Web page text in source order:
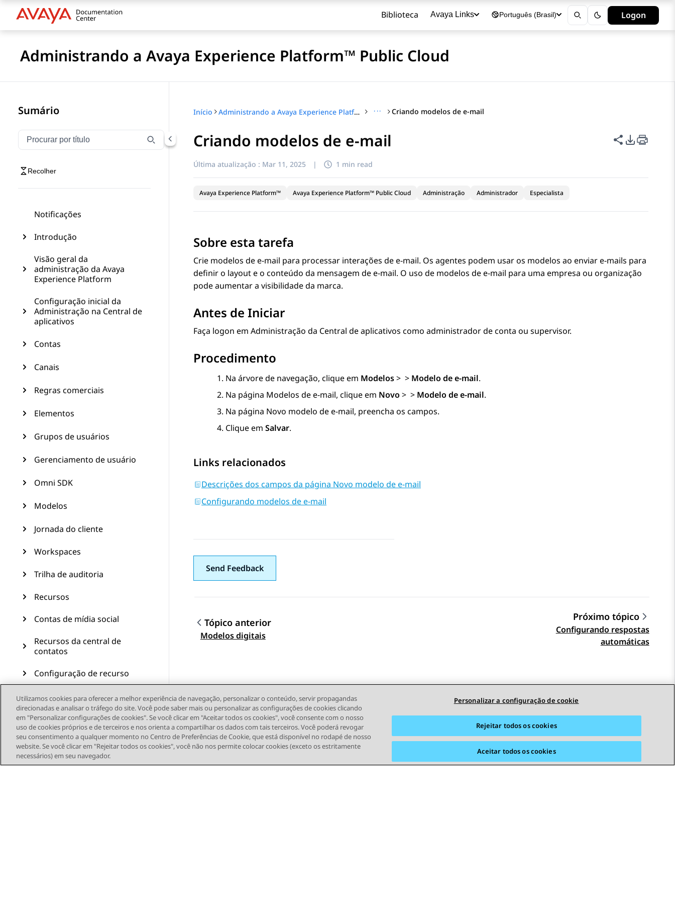
Biblioteca Avaya Links Português (Brasil) Logon
Administrando a Avaya Experience Platform™ Public Cloud
Sumário
Filtrar navegação por título
Digite para filtrar itens de navegação por título
Recolher
Notificações
Introdução
Visão geral da
administração da Avaya
Experience Platform
Configuração inicial da
Administração na Central de
aplicativos
Contas
Canais
Regras comerciais
Elementos
Grupos de usuários
Gerenciamento de usuário
Omni SDK
Modelos
Jornada do cliente
Workspaces
Trilha de auditoria
Recursos
Contas de mídia social
Recursos da central de
contatos
Configuração de recurso
Administrando a Avaya
Experience Platform (On-
Prem +Connect)
Protocolo de Single Sign-On
Configurações de controle
Início Administrando a Avaya Experience Platform™ Public Cloud ··· Criando modelos de e-mail
Criando modelos de e-mail Opções
Última atualização : Mar 11, 2025 | 1 min read
Avaya Experience Platform™ Avaya Experience Platform™ Public Cloud Administração Administrador Especialista
Sobre esta tarefa
Crie modelos de e-mail para processar interações de e-mail. Os agentes podem usar os modelos ao enviar e-mails para
definir o layout e o conteúdo da mensagem de e-mail. O uso de modelos de e-mail para uma empresa ou organização
pode aumentar a visibilidade da marca.
Antes de Iniciar
Faça logon em Administração da Central de aplicativos como administrador de conta ou supervisor.
Procedimento
Na árvore de navegação, clique em Modelos> > Modelo de e-mail.
Na página Modelos de e-mail, clique em Novo > > Modelo de e-mail.
Na página Novo modelo de e-mail, preencha os campos.
Clique em Salvar.
Links relacionados
Descrições dos campos da página Novo modelo de e-mail
Configurando modelos de e-mail
Send Feedback
Topic navigation
Tópico anterior
Modelos digitais
Próximo tópico
Configurando respostas
automáticas
Utilizamos cookies para oferecer a melhor experiência de navegação, personalizar o conteúdo, servir propagandas
direcionadas e analisar o tráfego do site. Você pode saber mais ou personalizar as configurações de cookies clicando
em "Personalizar configurações de cookies". Se você clicar em "Aceitar todos os cookies", você consente com o nosso
uso de cookies próprios e de terceiros e nos orienta a compartilhar os dados com tais terceiros. Você poderá revogar
seu consentimento a qualquer momento no Centro de Preferências de Cookie, que está disponível no rodapé de nosso
website. Se você clicar em "Rejeitar todos os cookies", você não nos permite colocar cookies (exceto os estritamente
necessários) em seu navegador.
Personalizar a configuração de cookie
Rejeitar todos os cookies
Aceitar todos os cookies